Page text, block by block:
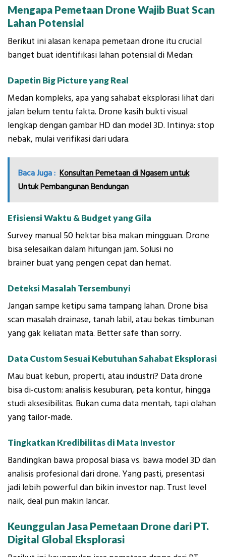
Mengapa Pemetaan Drone Wajib Buat Scan
Lahan Potensial
Berikut ini alasan kenapa pemetaan drone itu crucial
banget buat identifikasi lahan potensial di Medan:
Dapetin Big Picture yang Real
Medan kompleks, apa yang sahabat eksplorasi lihat dari
jalan belum tentu fakta. Drone kasih bukti visual
lengkap dengan gambar HD dan model 3D. Intinya: stop
nebak, mulai verifikasi dari udara.
Baca Juga : Konsultan Pemetaan di Ngasem untuk
Untuk Pembangunan Bendungan
Efisiensi Waktu & Budget yang Gila
Survey manual 50 hektar bisa makan mingguan. Drone
bisa selesaikan dalam hitungan jam. Solusi no
brainer buat yang pengen cepat dan hemat.
Deteksi Masalah Tersembunyi
Jangan sampe ketipu sama tampang lahan. Drone bisa
scan masalah drainase, tanah labil, atau bekas timbunan
yang gak keliatan mata. Better safe than sorry.
Data Custom Sesuai Kebutuhan Sahabat Eksplorasi
Mau buat kebun, properti, atau industri? Data drone
bisa di-custom: analisis kesuburan, peta kontur, hingga
studi aksesibilitas. Bukan cuma data mentah, tapi olahan
yang tailor-made.
Tingkatkan Kredibilitas di Mata Investor
Bandingkan bawa proposal biasa vs. bawa model 3D dan
analisis profesional dari drone. Yang pasti, presentasi
jadi lebih powerful dan bikin investor nap. Trust level
naik, deal pun makin lancar.
Keunggulan Jasa Pemetaan Drone dari PT.
Digital Global Eksplorasi